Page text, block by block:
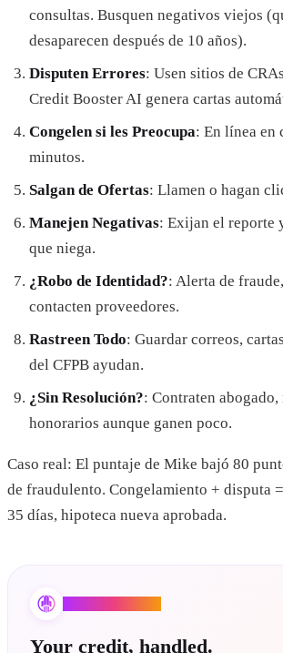
consultas. Busquen negativos viejos
desaparecen después de 10 años).
Disputen Errores: Usen sitios de
Credit Booster AI genera cartas
Congelen si les Preocupa: En línea en
minutos.
Salgan de Ofertas: Llamen o hagan
Manejen Negativas: Exijan el reporte
que niega.
¿Robo de Identidad?: Alerta de
contacten proveedores.
Rastreen Todo: Guardar correos,
del CFPB ayudan.
¿Sin Resolución?: Contraten abogado,
honorarios aunque ganen poco.
Caso real: El puntaje de Mike bajó 80
de fraudulento. Congelamiento + disputa
35 días, hipoteca nueva aprobada.
Your credit, handled.